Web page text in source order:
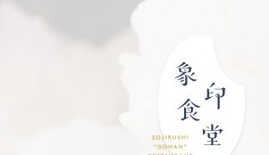
難波・なんばスカイ
和食「象印食堂」の
大阪難波の和食「象印食
ホービンが、「ごはんレ
して、美味しいごはんを